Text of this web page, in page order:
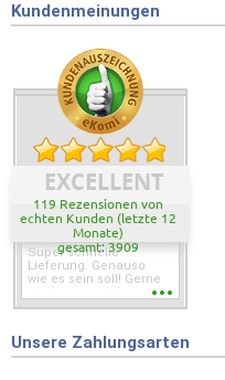
Kundenmeinungen
EXCELLENT
119 Rezensionen von
echten Kunden (letzte 12
Monate)
gesamt: 3909
Super schnelle
Lieferung. Genauso
wie es sein soll! Gerne
wieder wenn ich was
Unsere Zahlungsarten